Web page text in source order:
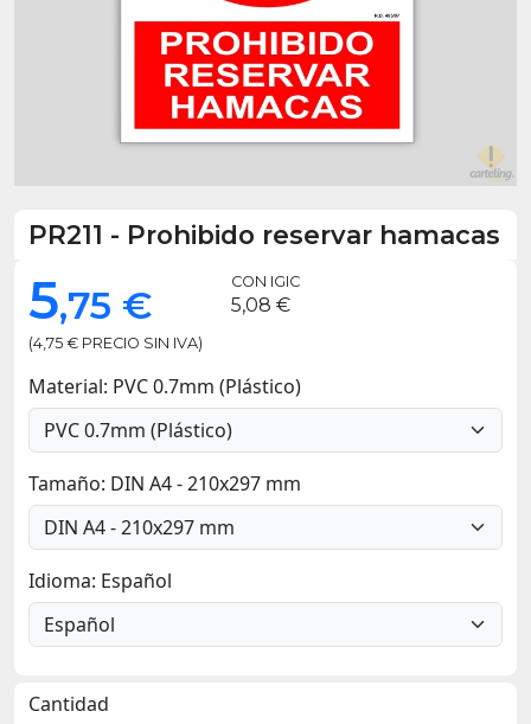
PR211 - Prohibido reservar hamacas
5,75 €
(4,75 € PRECIO SIN IVA)
CON IGIC
5,08 €
Material: PVC 0.7mm (Plástico)
Tamaño: DIN A4 - 210x297 mm
Idioma: Español
Cantidad